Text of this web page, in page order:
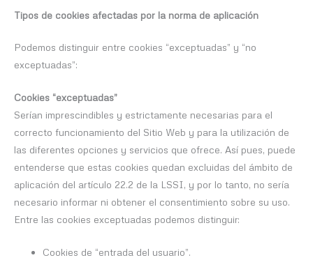
Tipos de cookies afectadas por la norma de aplicación
Podemos distinguir entre cookies “exceptuadas” y “no
exceptuadas”:
Cookies “exceptuadas”
Serían imprescindibles y estrictamente necesarias para el
correcto funcionamiento del Sitio Web y para la utilización de
las diferentes opciones y servicios que ofrece. Así pues, puede
entenderse que estas cookies quedan excluidas del ámbito de
aplicación del artículo 22.2 de la LSSI, y por lo tanto, no sería
necesario informar ni obtener el consentimiento sobre su uso.
Entre las cookies exceptuadas podemos distinguir:
Cookies de “entrada del usuario”.